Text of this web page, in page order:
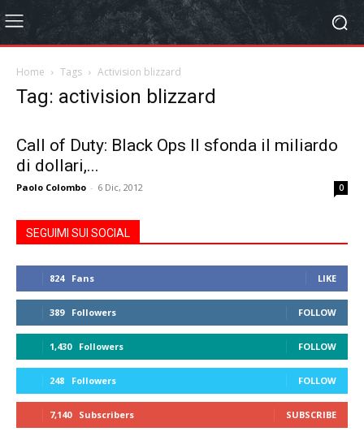
Home Tags Activision blizzard
Tag: activision blizzard
Call of Duty: Black Ops II sfonda il miliardo
di dollari,...
Paolo Colombo - 6 Dic, 2012 0
SEGUIMI SUI SOCIAL
824 Fans LIKE
389 Followers FOLLOW
1,430 Followers FOLLOW
248 Followers FOLLOW
7,140 Subscribers SUBSCRIBE